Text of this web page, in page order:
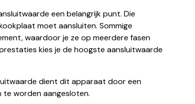
een belangrijk punt. Die
moet aansluiten. Sommige
waardoor je ze op meerdere fasen
kies je de hoogste aansluitwaarde
dient dit apparaat door een
worden aangesloten.